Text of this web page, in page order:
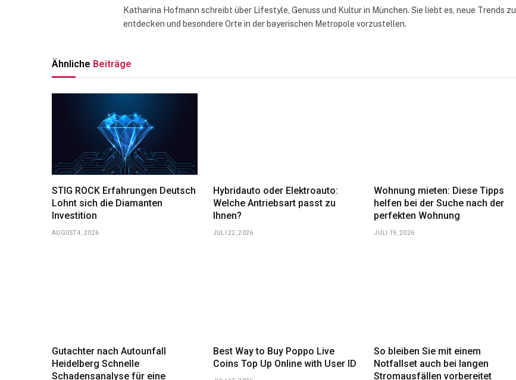
Katharina Hofmann schreibt über Lifestyle, Genuss und Kultur in München. Sie liebt es, neue Trends zu
entdecken und besondere Orte in der bayerischen Metropole vorzustellen.
Ähnliche Beiträge
STIG ROCK Erfahrungen Deutsch
Lohnt sich die Diamanten
Investition
AUGUST 4, 2026
Hybridauto oder Elektroauto:
Welche Antriebsart passt zu
Ihnen?
JULI 22, 2026
Wohnung mieten: Diese Tipps
helfen bei der Suche nach der
perfekten Wohnung
JULI 19, 2026
Gutachter nach Autounfall
Heidelberg Schnelle
Schadensanalyse für eine
Best Way to Buy Poppo Live
Coins Top Up Online with User ID
So bleiben Sie mit einem
Notfallset auch bei langen
Stromausfällen vorbereitet